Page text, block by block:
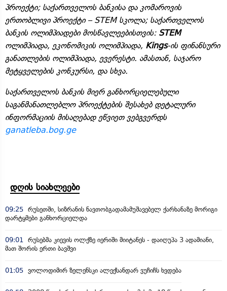
პროექტი; საქართველოს ბანკისა და კომაროვის
ერთობლივი პროექტი – STEM სკოლა; საქართველოს
ბანკის ოლიმპიადები მოსწავლეებისთვის: STEM
ოლიმპიადა, ეკონომიკის ოლიმპიადა, Kings-ის ფინანსური
განათლების ოლიმპიადა, ევერესტი. ამასთან, საჯარო
მეტყველების კონკურსი, და სხვა.
საქართველოს ბანკის მიერ განხორციელებული
საგანმანათლებლო პროექტების შესახებ დეტალური
ინფორმაციის მისაღებად ეწვიეთ ვებგვერდს
ganatleba.bog.ge
დღის სიახლეები
09:25 რუსეთში, სიზრანის ნავთობგადამამუშავებელ ქარხანაზე მორიგი
დარტყმები განხორციელდა
09:01
რუსებმა კიევის ოლქზე იერიში მიიტანეს - დაიღუპა 3 ადამიანი,
მათ შორის ერთი ბავშვი
01:05 ვოლოდიმირ ზელენსკი ალექსანდარ ვუჩიჩს ხვდება